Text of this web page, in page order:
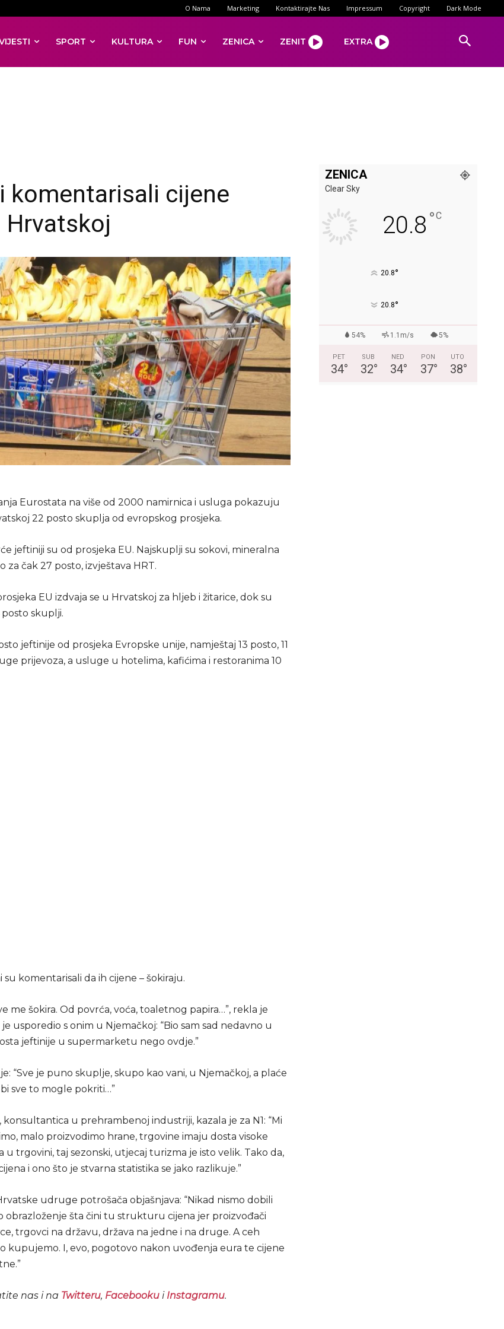
O Nama Marketing Kontaktirajte Nas Impressum Copyright Dark Mode
SPORT KULTURA FUN ZENICA ZENIT EXTRA
komentarisali cijene
Hrvatskoj
Eurostata na više od 2000 namirnica i usluga pokazuju
22 posto skuplja od evropskog prosjeka.
jeftiniji su od prosjeka EU. Najskuplji su sokovi, mineralna
za čak 27 posto, izvještava HRT.
EU izdvaja se u Hrvatskoj za hljeb i žitarice, dok su
posto skuplji.
jeftinije od prosjeka Evropske unije, namještaj 13 posto, 11
prijevoza, a usluge u hotelima, kafićima i restoranima 10
su komentarisali da ih cijene – šokiraju.
me šokira. Od povrća, voća, toaletnog papira…”, rekla je
je usporedio s onim u Njemačkoj: “Bio sam sad nedavno u
jeftinije u supermarketu nego ovdje.”
“Sve je puno skuplje, skupo kao vani, u Njemačkoj, a plaće
sve to mogle pokriti…”
konsultantica u prehrambenoj industriji, kazala je za N1: “Mi
malo proizvodimo hrane, trgovine imaju dosta visoke
u trgovini, taj sezonski, utjecaj turizma je isto velik. Tako da,
i ono što je stvarna statistika se jako razlikuje.”
udruge potrošača objašnjava: “Nikad nismo dobili
obrazloženje šta čini tu strukturu cijena jer proizvođači
trgovci na državu, država na jedne i na druge. A ceh
kupujemo. I, evo, pogotovo nakon uvođenja eura te cijene
nas i na Twitteru, Facebookui Instagramu.
ZENICA
Clear Sky
20.8 °C
20.8°
20.8°
54% 1.1m/s 5%
PET
34°
SUB
32°
NED
34°
PON
37°
UTO
38°